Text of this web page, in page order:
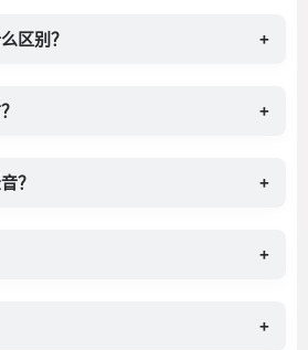
区别？ +
+
？ +
+
+